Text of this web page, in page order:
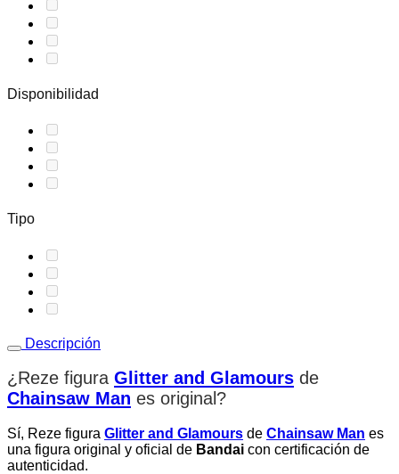
Disponibilidad
Tipo
Descripción
¿Reze figura Glitter and Glamours de
Chainsaw Man es original ?
Sí, Reze figura Glitter and Glamours de Chainsaw Man es
una figura original y oficial de Bandai con certificación de
autenticidad.